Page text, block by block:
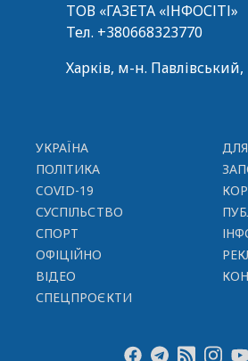
ТОВ «ГАЗЕТА «ІНФОСІТІ»
Тел. +380668323770
Харків, м-н. Павлівський,
УКРАЇНА
ПОЛІТИКА
COVID-19
СУСПІЛЬСТВО
СПОРТ
ОФІЦІЙНО
ВІДЕО
СПЕЦПРОЄКТИ